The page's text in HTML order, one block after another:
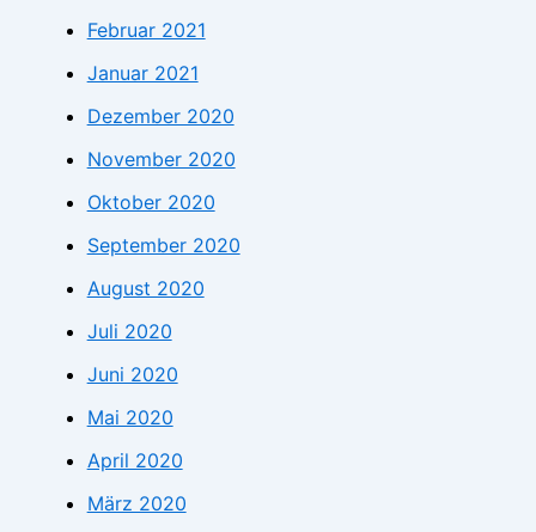
Februar 2021
Januar 2021
Dezember 2020
November 2020
Oktober 2020
September 2020
August 2020
Juli 2020
Juni 2020
Mai 2020
April 2020
März 2020